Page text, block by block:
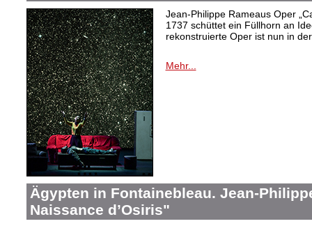
Jean-Philippe Rameaus Oper
1737 schüttet ein Füllhorn an
rekonstruierte Oper ist nun in
Mehr...
Ägypten in Fontainebleau. Jean-
Naissance d’Osiris"